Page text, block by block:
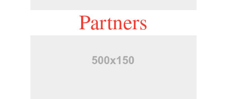
Partners